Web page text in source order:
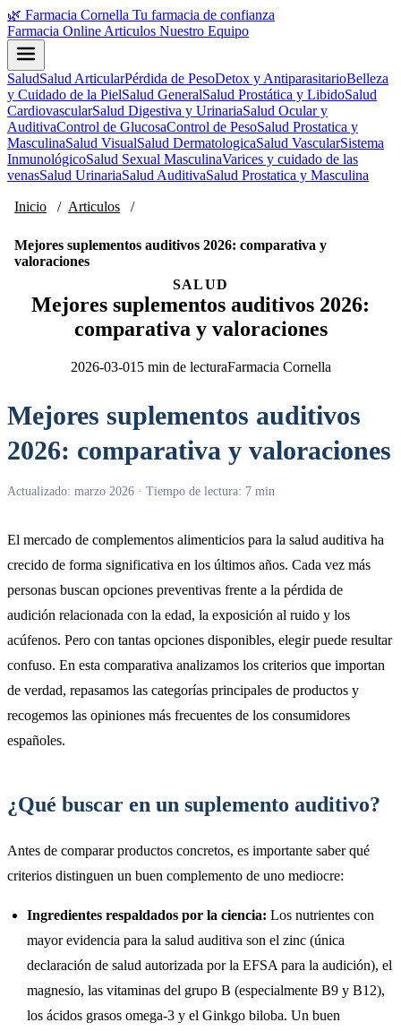
🌿 Farmacia Cornella Tu farmacia de confianza
Farmacia Online Articulos Nuestro Equipo
SaludSalud ArticularPérdida de PesoDetox y AntiparasitarioBelleza
y Cuidado de la PielSalud GeneralSalud Prostática y LibidoSalud
CardiovascularSalud Digestiva y UrinariaSalud Ocular y
AuditivaControl de GlucosaControl de PesoSalud Prostatica y
MasculinaSalud VisualSalud DermatologicaSalud VascularSistema
InmunológicoSalud Sexual MasculinaVarices y cuidado de las
venasSalud UrinariaSalud AuditivaSalud Prostatica y Masculina
Inicio / Articulos /
Mejores suplementos auditivos 2026: comparativa y
valoraciones
SALUD
Mejores suplementos auditivos 2026:
comparativa y valoraciones
2026-03-01 5 min de lecturaFarmacia Cornella
Mejores suplementos auditivos
2026: comparativa y valoraciones
Actualizado: marzo 2026 · Tiempo de lectura: 7 min
El mercado de complementos alimenticios para la salud auditiva ha
crecido de forma significativa en los últimos años. Cada vez más
personas buscan opciones preventivas frente a la pérdida de
audición relacionada con la edad, la exposición al ruido y los
acúfenos. Pero con tantas opciones disponibles, elegir puede resultar
confuso. En esta comparativa analizamos los criterios que importan
de verdad, repasamos las categorías principales de productos y
recogemos las opiniones más frecuentes de los consumidores
españoles.
¿Qué buscar en un suplemento auditivo?
Antes de comparar productos concretos, es importante saber qué
criterios distinguen un buen complemento de uno mediocre:
Ingredientes respaldados por la ciencia: Los nutrientes con
mayor evidencia para la salud auditiva son el zinc (única
declaración de salud autorizada por la EFSA para la audición), el
magnesio, las vitaminas del grupo B (especialmente B9 y B12),
los ácidos grasos omega-3 y el Ginkgo biloba. Un buen